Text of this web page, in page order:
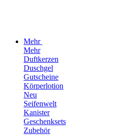
Mehr
Mehr
Duftkerzen
Duschgel
Gutscheine
Körperlotion
Neu
Seifenwelt
Kanister
Geschenksets
Zubehör